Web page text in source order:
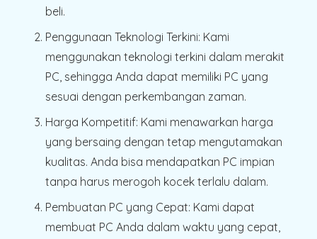
beli.
Penggunaan Teknologi Terkini: Kami
menggunakan teknologi terkini dalam merakit
PC, sehingga Anda dapat memiliki PC yang
sesuai dengan perkembangan zaman.
Harga Kompetitif: Kami menawarkan harga
yang bersaing dengan tetap mengutamakan
kualitas. Anda bisa mendapatkan PC impian
tanpa harus merogoh kocek terlalu dalam.
Pembuatan PC yang Cepat: Kami dapat
membuat PC Anda dalam waktu yang cepat,